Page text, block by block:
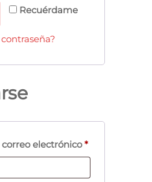
Recuérdame
electrónico*